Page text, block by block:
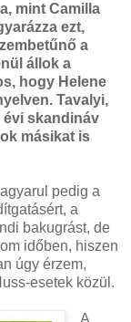
mint Camilla
ezt,
a
állok a
hogy Helene
Tavalyi,
évi skandináv
másikat is
pedig a
a
bakugrást, de
időben, hiszen
úgy érzem,
esetek közül.
A